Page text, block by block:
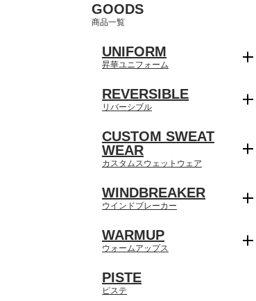
GOODS
商品一覧
UNIFORM
昇華ユニフォーム
REVERSIBLE
リバーシブル
CUSTOM SWEAT
WEAR
カスタムスウェットウェア
WINDBREAKER
ウインドブレーカー
WARMUP
ウォームアップス
PISTE
ピステ